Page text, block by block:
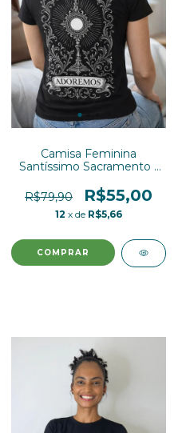
Camisa Feminina
Santíssimo Sacramento (
Baby Look - (cópia)
R$79,90 R$55,00
12 x de R$5,66
COMPRAR